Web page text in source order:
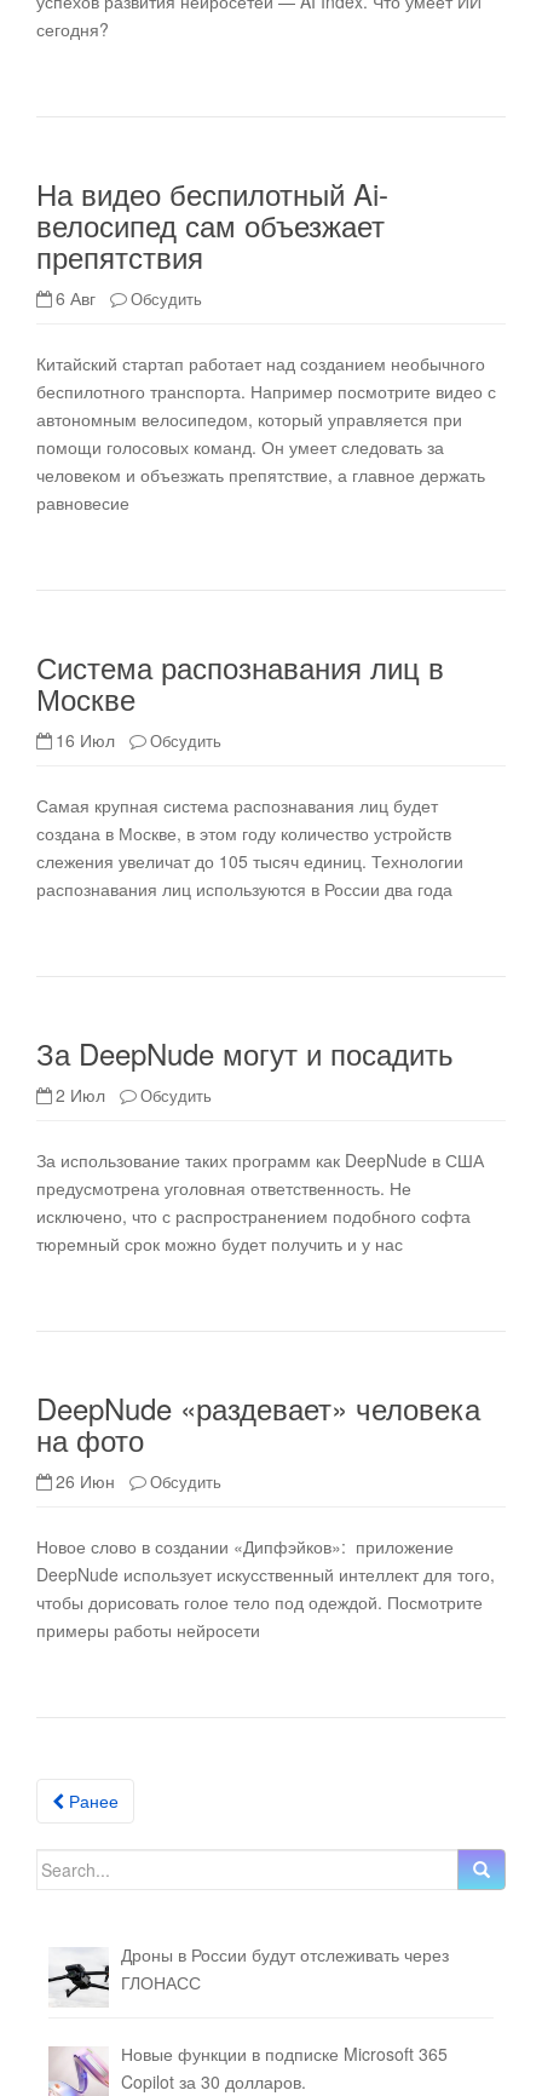
сегодня?
На видео беспилотный Ai-
велосипед сам объезжает
препятствия
6 Авг Обсудить
Китайский стартап работает над созданием необычного
беспилотного транспорта. Например посмотрите видео с
автономным велосипедом, который управляется при
помощи голосовых команд. Он умеет следовать за
человеком и объезжать препятствие, а главное держать
равновесие
Система распознавания лиц в
Москве
16 Июл Обсудить
Самая крупная система распознавания лиц будет
создана в Москве, в этом году количество устройств
слежения увеличат до 105 тысяч единиц. Технологии
распознавания лиц используются в России два года
За DeepNude могут и посадить
2 Июл Обсудить
За использование таких программ как DeepNude в США
предусмотрена уголовная ответственность. Не
исключено, что с распространением подобного софта
тюремный срок можно будет получить и у нас
DeepNude «раздевает» человека
на фото
26 Июн Обсудить
Новое слово в создании «Дипфэйков»: приложение
DeepNude использует искусственный интеллект для того,
чтобы дорисовать голое тело под одеждой. Посмотрите
примеры работы нейросети
Posts navigation
Ранее
Search for:
Дроны в России будут отслеживать через
ГЛОНАСС
Новые функции в подписке Microsoft 365
Copilot за 30 долларов.